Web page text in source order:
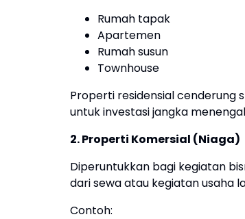
Rumah tapak
Apartemen
Rumah susun
Townhouse
Properti residensial cenderung
untuk investasi jangka
2. Properti Komersial (Niaga)
Diperuntukkan bagi kegiatan
dari sewa atau kegiatan usaha
Contoh: